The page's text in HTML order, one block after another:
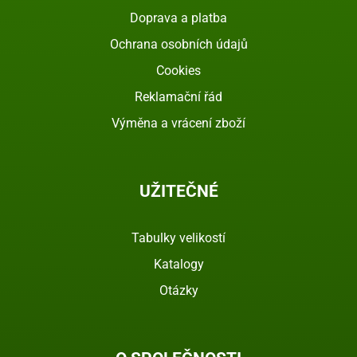
Doprava a platba
Ochrana osobních údajů
Cookies
Reklamační řád
Výměna a vrácení zboží
UŽITEČNÉ
Tabulky velikostí
Katalogy
Otázky